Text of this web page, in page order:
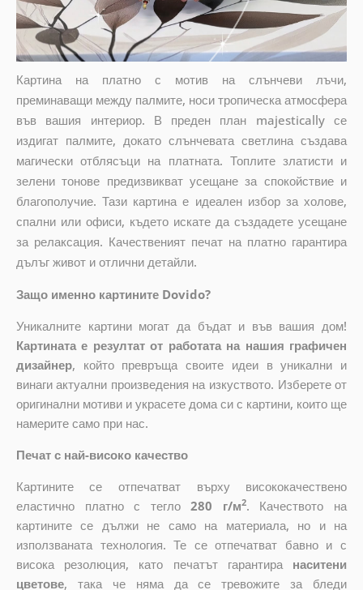
Картина на платно с мотив на слънчеви лъчи,
преминаващи между палмите, носи тропическа атмосфера
във вашия интериор. В преден план majestically се
издигат палмите, докато слънчевата светлина създава
магически отблясъци на платната. Топлите златисти и
зелени тонове предизвикват усещане за спокойствие и
благополучие. Тази картина е идеален избор за холове,
спални или офиси, където искате да създадете усещане
за релаксация. Качественият печат на платно гарантира
дълъг живот и отлични детайли.
Защо именно картините Dovido?
Уникалните картини могат да бъдат и във вашия дом!
Картината е резултат от работата на нашия графичен
дизайнер, койтопревръща своите идеи в уникални и
винаги актуални произведения на изкуството. Изберете от
оригинални мотиви и украсете дома си с картини, които ще
намерите само при нас.
Печат с най-високо качество
Картините се отпечатват върху висококачествено
еластично платно с тегло280 г/м2. Качеството на
картините се дължи не само на материала, но и на
използваната технология. Те се отпечатват бавно и с
висока резолюция, като печатът гарантира наситени
цветове, така че няма да се тревожите за бледи